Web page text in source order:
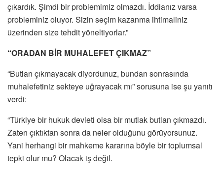
çıkardık. Şimdi bir problemimiz olmazdı. İddianız varsa
probleminiz oluyor. Sizin seçim kazanma ihtimaliniz
üzerinden size tehdit yöneltiyorlar.”
“ORADAN BİR MUHALEFET ÇIKMAZ”
“Butlan çıkmayacak diyordunuz, bundan sonrasında
muhalefetiniz sekteye uğrayacak mı” sorusuna ise şu yanıtı
verdi:
“Türkiye bir hukuk devleti olsa bir mutlak butlan çıkmazdı.
Zaten çıktıktan sonra da neler olduğunu görüyorsunuz.
Yani herhangi bir mahkeme kararına böyle bir toplumsal
tepki olur mu? Olacak iş değil.